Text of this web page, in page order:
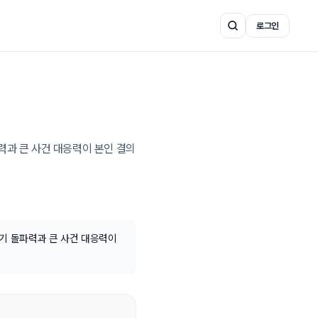
로그인
큰 사건 대응력이 본인 결의
돌파력과 큰 사건 대응력이